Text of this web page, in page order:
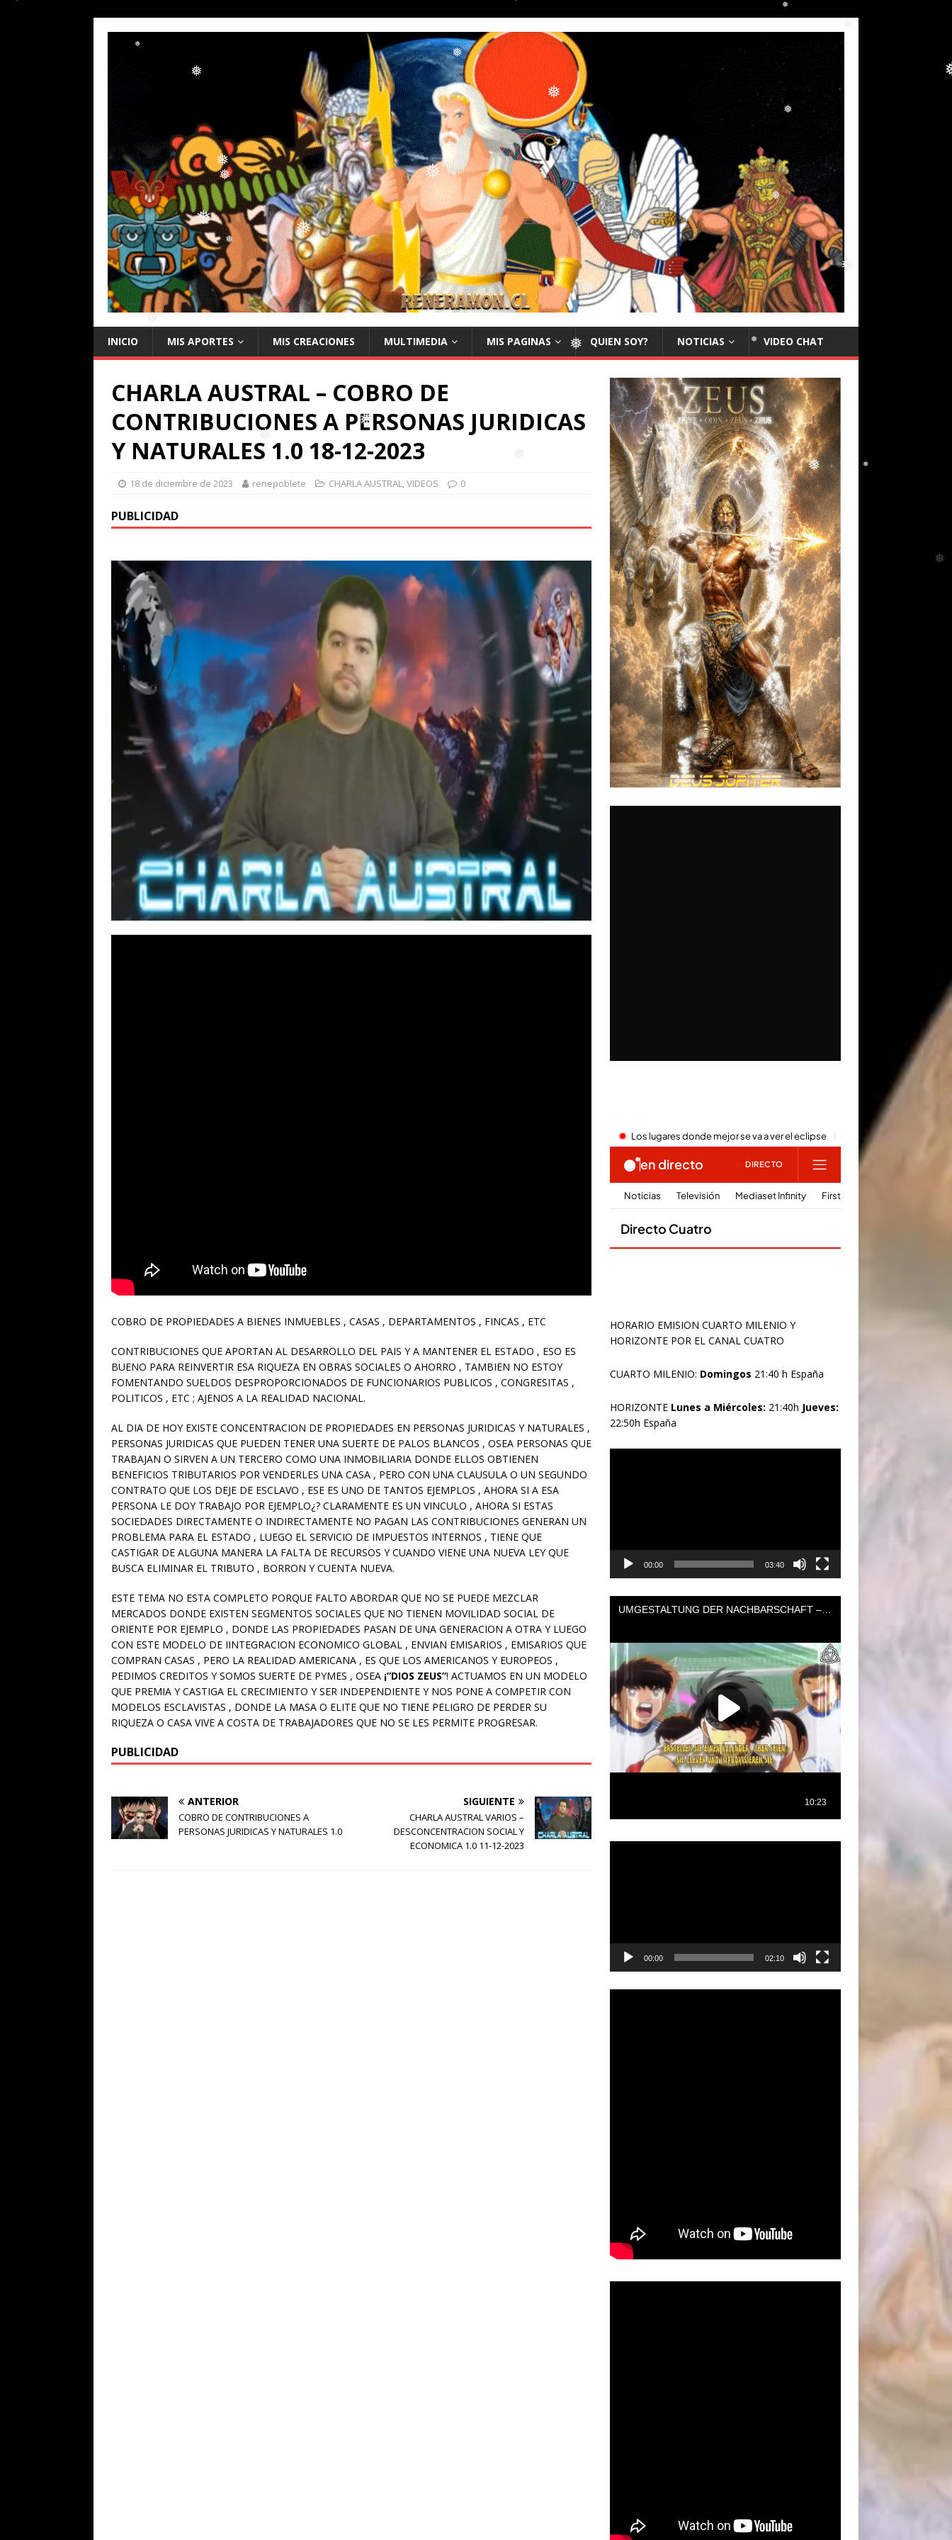
❅
❅
❅
❅
❅
❅
❅ ❅
❅
❅
❅
❅
❅
❅
❅
❅
❅
❅
❅ ❅
INICIO MIS APORTES MIS CREACIONES MULTIMEDIA MIS PAGINAS QUIEN SOY? NOTICIAS VIDEO CHAT
CHARLA AUSTRAL – COBRO DE
CONTRIBUCIONES A PERSONAS JURIDICAS
Y NATURALES 1.0 18-12-2023
18 de diciembre de 2023 renepoblete CHARLA AUSTRAL,VIDEOS 0
PUBLICIDAD
COBRO DE PROPIEDADES A BIENES INMUEBLES , CASAS , DEPARTAMENTOS , FINCAS , ETC
CONTRIBUCIONES QUE APORTAN AL DESARROLLO DEL PAIS Y A MANTENER EL ESTADO , ESO ES
BUENO PARA REINVERTIR ESA RIQUEZA EN OBRAS SOCIALES O AHORRO , TAMBIEN NO ESTOY
FOMENTANDO SUELDOS DESPROPORCIONADOS DE FUNCIONARIOS PUBLICOS , CONGRESITAS ,
POLITICOS , ETC ; AJENOS A LA REALIDAD NACIONAL.
AL DIA DE HOY EXISTE CONCENTRACION DE PROPIEDADES EN PERSONAS JURIDICAS Y NATURALES ,
PERSONAS JURIDICAS QUE PUEDEN TENER UNA SUERTE DE PALOS BLANCOS , OSEA PERSONAS QUE
TRABAJAN O SIRVEN A UN TERCERO COMO UNA INMOBILIARIA DONDE ELLOS OBTIENEN
BENEFICIOS TRIBUTARIOS POR VENDERLES UNA CASA , PERO CON UNA CLAUSULA O UN SEGUNDO
CONTRATO QUE LOS DEJE DE ESCLAVO , ESE ES UNO DE TANTOS EJEMPLOS , AHORA SI A ESA
PERSONA LE DOY TRABAJO POR EJEMPLO¿? CLARAMENTE ES UN VINCULO , AHORA SI ESTAS
SOCIEDADES DIRECTAMENTE O INDIRECTAMENTE NO PAGAN LAS CONTRIBUCIONES GENERAN UN
PROBLEMA PARA EL ESTADO , LUEGO EL SERVICIO DE IMPUESTOS INTERNOS , TIENE QUE
CASTIGAR DE ALGUNA MANERA LA FALTA DE RECURSOS Y CUANDO VIENE UNA NUEVA LEY QUE
BUSCA ELIMINAR EL TRIBUTO , BORRON Y CUENTA NUEVA.
ESTE TEMA NO ESTA COMPLETO PORQUE FALTO ABORDAR QUE NO SE PUEDE MEZCLAR
MERCADOS DONDE EXISTEN SEGMENTOS SOCIALES QUE NO TIENEN MOVILIDAD SOCIAL DE
ORIENTE POR EJEMPLO , DONDE LAS PROPIEDADES PASAN DE UNA GENERACION A OTRA Y LUEGO
CON ESTE MODELO DE IINTEGRACION ECONOMICO GLOBAL , ENVIAN EMISARIOS , EMISARIOS QUE
COMPRAN CASAS , PERO LA REALIDAD AMERICANA , ES QUE LOS AMERICANOS Y EUROPEOS ,
PEDIMOS CREDITOS Y SOMOS SUERTE DE PYMES , OSEA ¡”DIOS ZEUS”! ACTUAMOS EN UN MODELO
QUE PREMIA Y CASTIGA EL CRECIMIENTO Y SER INDEPENDIENTE Y NOS PONE A COMPETIR CON
MODELOS ESCLAVISTAS , DONDE LA MASA O ELITE QUE NO TIENE PELIGRO DE PERDER SU
RIQUEZA O CASA VIVE A COSTA DE TRABAJADORES QUE NO SE LES PERMITE PROGRESAR.
PUBLICIDAD
ANTERIOR
COBRO DE CONTRIBUCIONES A
PERSONAS JURIDICAS Y NATURALES 1.0
SIGUIENTE
CHARLA AUSTRAL VARIOS –
DESCONCENTRACION SOCIAL Y
ECONOMICA 1.0 11-12-2023
HORARIO EMISION CUARTO MILENIO Y
HORIZONTE POR EL CANAL CUATRO
CUARTO MILENIO: Domingos 21:40 h España
HORIZONTE Lunes a Miércoles: 21:40h Jueves:
22:50h España
00:00 03:40
00:00 02:10